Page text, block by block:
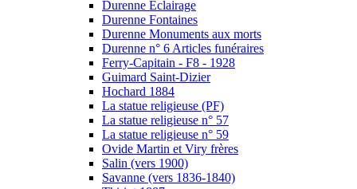
Durenne Eclairage
Durenne Fontaines
Durenne Monuments aux morts
Durenne n° 6 Articles funéraires
Ferry-Capitain - F8 - 1928
Guimard Saint-Dizier
Hochard 1884
La statue religieuse (PF)
La statue religieuse n° 57
La statue religieuse n° 59
Ovide Martin et Viry frères
Salin (vers 1900)
Savanne (vers 1836-1840)